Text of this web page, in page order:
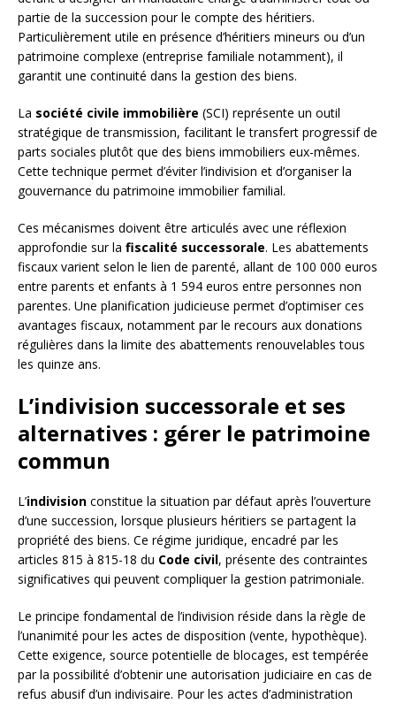
partie de la succession pour le compte des héritiers.
Particulièrement utile en présence d’héritiers mineurs ou d’un
patrimoine complexe (entreprise familiale notamment), il
garantit une continuité dans la gestion des biens.
La société civile immobilière (SCI) représente un outil
stratégique de transmission, facilitant le transfert progressif de
parts sociales plutôt que des biens immobiliers eux-mêmes.
Cette technique permet d’éviter l’indivision et d’organiser la
gouvernance du patrimoine immobilier familial.
Ces mécanismes doivent être articulés avec une réflexion
approfondie sur la fiscalité successorale. Les abattements
fiscaux varient selon le lien de parenté, allant de 100 000 euros
entre parents et enfants à 1 594 euros entre personnes non
parentes. Une planification judicieuse permet d’optimiser ces
avantages fiscaux, notamment par le recours aux donations
régulières dans la limite des abattements renouvelables tous
les quinze ans.
L’indivision successorale et ses
alternatives : gérer le patrimoine
commun
L’indivision constitue la situation par défaut après l’ouverture
d’une succession, lorsque plusieurs héritiers se partagent la
propriété des biens. Ce régime juridique, encadré par les
articles 815 à 815-18 du Code civil, présente des contraintes
significatives qui peuvent compliquer la gestion patrimoniale.
Le principe fondamental de l’indivision réside dans la règle de
l’unanimité pour les actes de disposition (vente, hypothèque).
Cette exigence, source potentielle de blocages, est tempérée
par la possibilité d’obtenir une autorisation judiciaire en cas de
refus abusif d’un indivisaire. Pour les actes d’administration